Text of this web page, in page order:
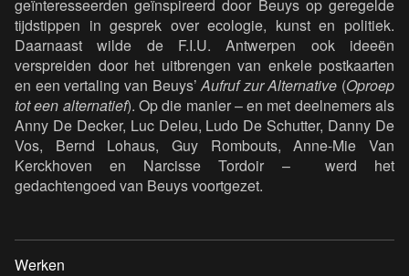
geïnteresseerden geïnspireerd door Beuys op geregelde
tijdstippen in gesprek over ecologie, kunst en politiek.
Daarnaast wilde de F.I.U. Antwerpen ook ideeën
verspreiden door het uitbrengen van enkele postkaarten
en een vertaling van Beuys’Aufruf zur Alternative (Oproep
tot een alternatief). Op die manier – en met deelnemers als
Anny De Decker, Luc Deleu, Ludo De Schutter, Danny De
Vos, Bernd Lohaus, Guy Rombouts, Anne-Mie Van
Kerckhoven en Narcisse Tordoir – werd het
gedachtengoed van Beuys voortgezet.
Werken